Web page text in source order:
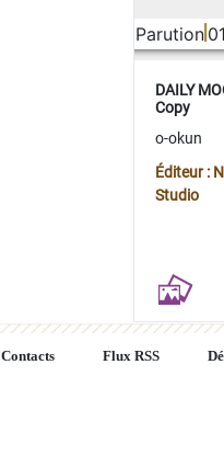
Parution
DAILY
Copy
o-okun
Éditeur :
Studio
Contacts Flux RSS